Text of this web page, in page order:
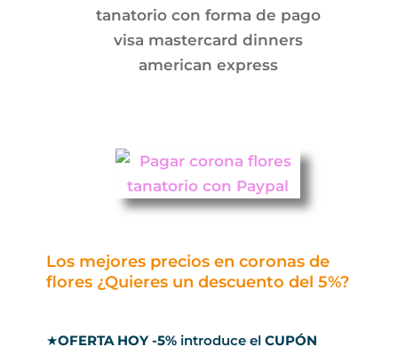
Los mejores precios en coronas de
flores ¿Quieres un descuento del 5%?
★OFERTA HOY -5% introduce elCUPÓN